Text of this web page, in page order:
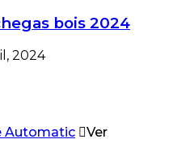
bois 2024
2024
Ver